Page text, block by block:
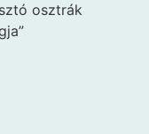
osztrák